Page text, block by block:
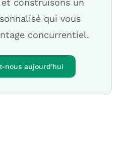
construisons un
qui vous
concurrentiel.
nous aujourd'hui